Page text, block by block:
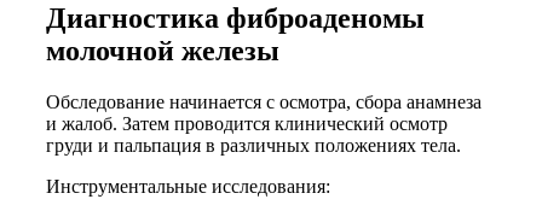
Диагностика фиброаденомы
молочной железы
Обследование начинается с осмотра, сбора анамнеза
и жалоб. Затем проводится клинический осмотр
груди и пальпация в различных положениях тела.
Инструментальные исследования: